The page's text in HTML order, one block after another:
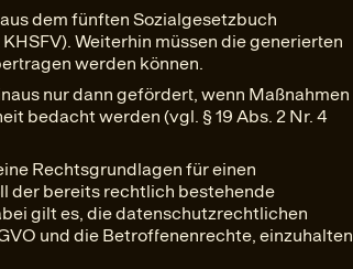
dem fünften Sozialgesetzbuch
Weiterhin müssen die generierten
werden können.
nur dann gefördert, wenn Maßnahmen
bedacht werden (vgl. § 19 Abs. 2 Nr. 4
Rechtsgrundlagen für einen
der bereits rechtlich bestehende
gilt es, die datenschutzrechtlichen
und die Betroffenenrechte, einzuhalten